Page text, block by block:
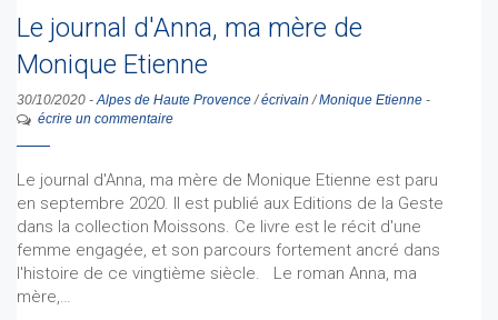
Le journal d'Anna, ma mère de
Monique Etienne
30/10/2020 -Alpes de Haute Provence/écrivain /Monique Etienne -
écrire un commentaire
Le journal d'Anna, ma mère de Monique Etienne est paru
en septembre 2020. Il est publié aux Editions de la Geste
dans la collection Moissons. Ce livre est le récit d'une
femme engagée, et son parcours fortement ancré dans
l'histoire de ce vingtième siècle. Le roman Anna, ma
mère,…